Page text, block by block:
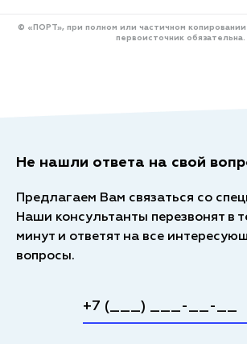
© «ПОРТ», при полном или частичном
первоисточник обязательна.
Не нашли ответа на свой
Предлагаем Вам связаться со
Наши консультанты перезвонят в
минут и ответят на все
вопросы.